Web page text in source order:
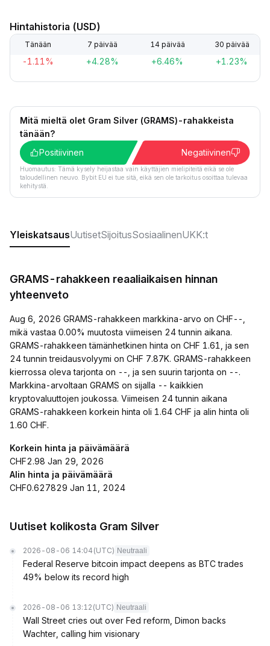
Hintahistoria (USD)
Tänään 7 päivää 14 päivää 30 päivää
-1.11% +4.28% +6.46% +1.23%
Mitä mieltä olet Gram Silver (GRAMS)-rahakkeista
tänään?
Positiivinen
Negatiivinen
Huomautus: Tämä kysely heijastaa vain käyttäjien mielipiteitä eikä se ole
taloudellinen neuvo. Bybit EU ei tue sitä, eikä sen ole tarkoitus osoittaa tulevaa
kehitystä.
YleiskatsausUutisetSijoitusSosiaalinenUKK:t
GRAMS-rahakkeen reaaliaikaisen hinnan
yhteenveto
Aug 6, 2026 GRAMS-rahakkeen markkina-arvo on CHF--,
mikä vastaa 0.00% muutosta viimeisen 24 tunnin aikana.
GRAMS-rahakkeen tämänhetkinen hinta on CHF 1.61, ja sen
24 tunnin treidausvolyymi on CHF 7.87K. GRAMS-rahakkeen
kierrossa oleva tarjonta on --, ja sen suurin tarjonta on --.
Markkina-arvoltaan GRAMS on sijalla -- kaikkien
kryptovaluuttojen joukossa. Viimeisen 24 tunnin aikana
GRAMS-rahakkeen korkein hinta oli 1.64 CHF ja alin hinta oli
1.60 CHF.
Korkein hinta ja päivämäärä
CHF2.98 Jan 29, 2026
Alin hinta ja päivämäärä
CHF0.627829 Jan 11, 2024
Uutiset kolikosta Gram Silver
2026-08-06 14:04 (UTC) Neutraali
Federal Reserve bitcoin impact deepens as BTC trades
49% below its record high
2026-08-06 13:12 (UTC) Neutraali
Wall Street cries out over Fed reform, Dimon backs
Wachter, calling him visionary